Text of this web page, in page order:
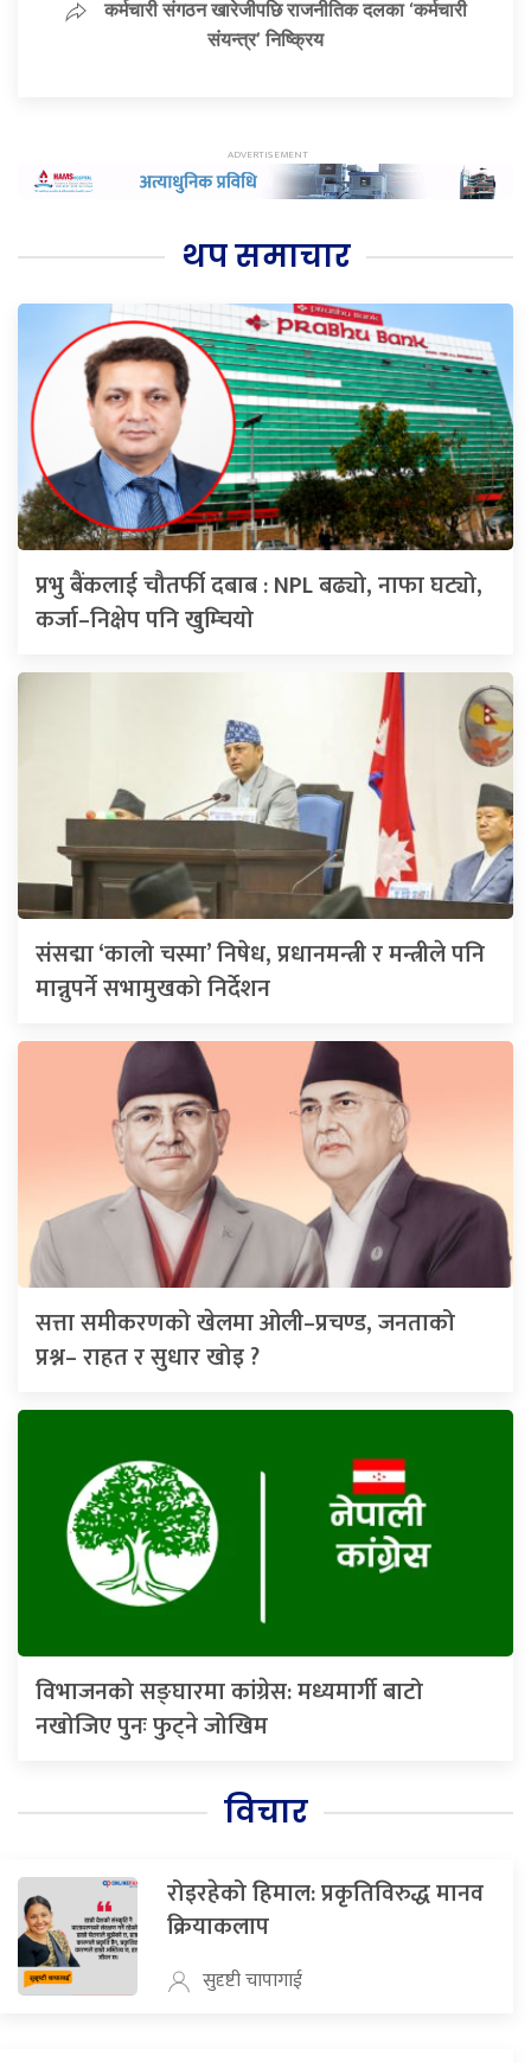
कर्मचारी संगठन खारेजीपछि राजनीतिक दलका ‘कर्मचारी
संयन्त्र’ निष्क्रिय
थप समाचार
प्रभु बैंकलाई चौतर्फी दबाब : NPL बढ्यो, नाफा घट्यो,
कर्जा–निक्षेप पनि खुम्चियो
संसद्मा ‘कालो चस्मा’ निषेध, प्रधानमन्त्री र मन्त्रीले पनि
मान्नुपर्ने सभामुखको निर्देशन
सत्ता समीकरणको खेलमा ओली–प्रचण्ड, जनताको
प्रश्न– राहत र सुधार खोइ ?
विभाजनको सङ्घारमा कांग्रेस: मध्यमार्गी बाटो
नखोजिए पुनः फुट्ने जोखिम
विचार
रोइरहेको हिमाल: प्रकृतिविरुद्ध मानव
क्रियाकलाप
सुदृष्टी चापागाई